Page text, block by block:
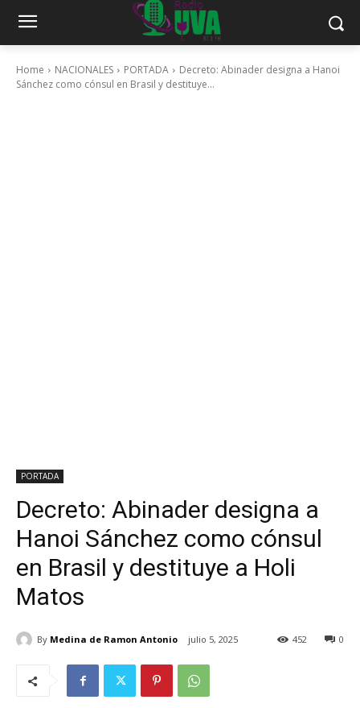
Home NACIONALES PORTADA
Decreto: Abinader designa a Hanoi
Sánchez como cónsul en Brasil y destituye...
PORTADA
Decreto: Abinader designa a
Hanoi Sánchez como cónsul
en Brasil y destituye a Holi
Matos
By Medina de Ramon Antonio julio 5, 2025 0
452